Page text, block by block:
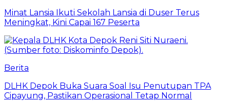
Minat Lansia Ikuti Sekolah Lansia di Duser Terus
Meningkat, Kini Capai 167 Peserta
Berita
DLHK Depok Buka Suara Soal Isu Penutupan TPA
Cipayung, Pastikan Operasional Tetap Normal